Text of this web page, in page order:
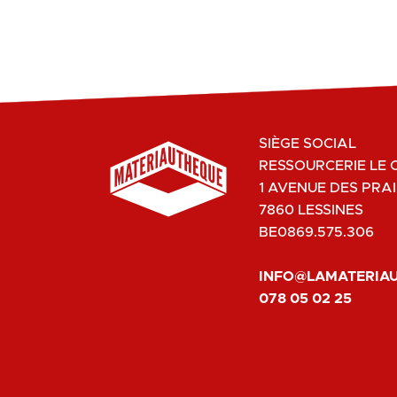
SIÈGE SOCIAL
RESSOURCERIE LE
1 AVENUE DES
7860 LESSINES
BE0869.575.306
078 05 02 25